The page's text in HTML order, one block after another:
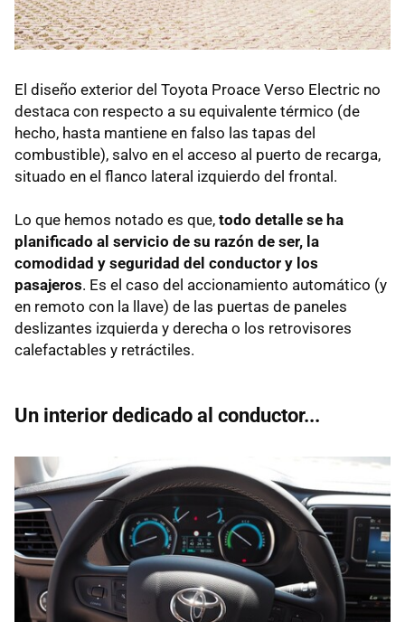
El diseño exterior del Toyota Proace Verso Electric no
destaca con respecto a su equivalente térmico (de
hecho, hasta mantiene en falso las tapas del
combustible), salvo en el acceso al puerto de recarga,
situado en el flanco lateral izquierdo del frontal.
Lo que hemos notado es que, todo detalle se ha
planificado al servicio de su razón de ser, la
comodidad y seguridad del conductor y los
pasajeros. Es el caso del accionamiento automático (y
en remoto con la llave) de las puertas de paneles
deslizantes izquierda y derecha o los retrovisores
calefactables y retráctiles.
Un interior dedicado al conductor...